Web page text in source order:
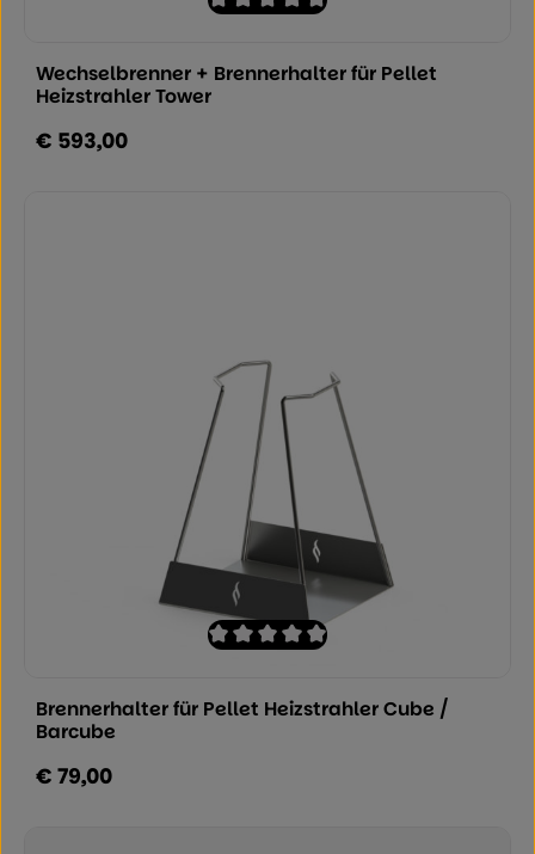
Wechselbrenner + Brennerhalter für Pellet
Heizstrahler Tower
Regulärer Preis:
€ 593,00
Brennerhalter für Pellet Heizstrahler Cube /
Barcube
Regulärer Preis:
€ 79,00